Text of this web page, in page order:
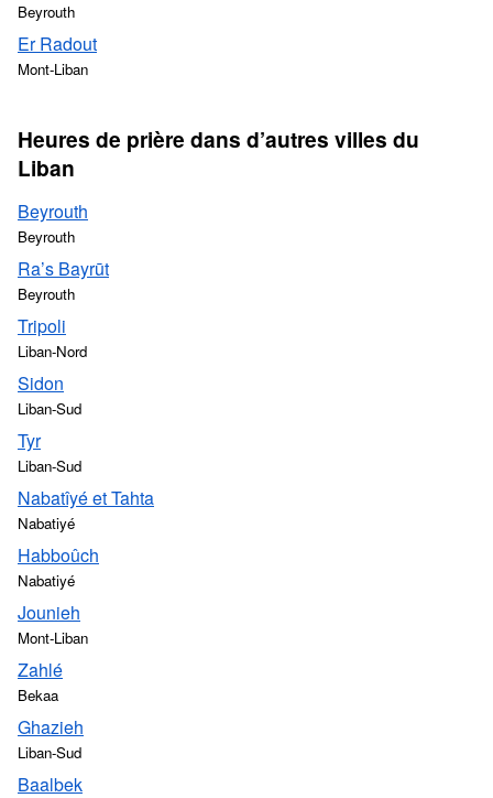
Beyrouth
Er Radout
Mont-Liban
Heures de prière dans d’autres villes du
Liban
Beyrouth
Beyrouth
Ra’s Bayrūt
Beyrouth
Tripoli
Liban-Nord
Sidon
Liban-Sud
Tyr
Liban-Sud
Nabatîyé et Tahta
Nabatiyé
Habboûch
Nabatiyé
Jounieh
Mont-Liban
Zahlé
Bekaa
Ghazieh
Liban-Sud
Baalbek